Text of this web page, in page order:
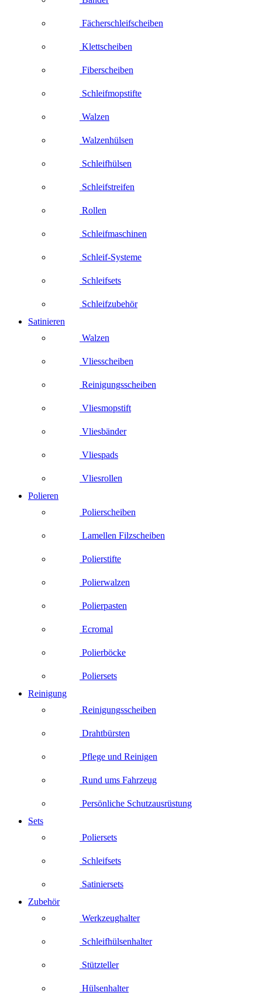
Fächerschleifscheiben
Klettscheiben
Fiberscheiben
Schleifmopstifte
Walzen
Walzenhülsen
Schleifhülsen
Schleifstreifen
Rollen
Schleifmaschinen
Schleif-Systeme
Schleifsets
Schleifzubehör
Satinieren
Walzen
Vliesscheiben
Reinigungsscheiben
Vliesmopstift
Vliesbänder
Vliespads
Vliesrollen
Polieren
Polierscheiben
Lamellen Filzscheiben
Polierstifte
Polierwalzen
Polierpasten
Ecromal
Polierböcke
Poliersets
Reinigung
Reinigungsscheiben
Drahtbürsten
Pflege und Reinigen
Rund ums Fahrzeug
Persönliche Schutzausrüstung
Sets
Poliersets
Schleifsets
Satiniersets
Zubehör
Werkzeughalter
Schleifhülsenhalter
Stützteller
Hülsenhalter